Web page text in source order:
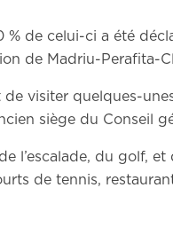
% de celui-ci a été
de Madriu-Perafita-
visiter quelques-
siège du Conseil
l’escalade, du golf,
de tennis,